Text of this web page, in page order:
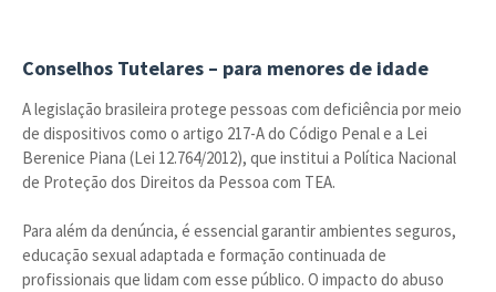
Conselhos Tutelares – para menores de idade
A legislação brasileira protege pessoas com deficiência por meio
de dispositivos como o artigo 217-A do Código Penal e a Lei
Berenice Piana (Lei 12.764/2012), que institui a Política Nacional
de Proteção dos Direitos da Pessoa com TEA.
Para além da denúncia, é essencial garantir ambientes seguros,
educação sexual adaptada e formação continuada de
profissionais que lidam com esse público. O impacto do abuso